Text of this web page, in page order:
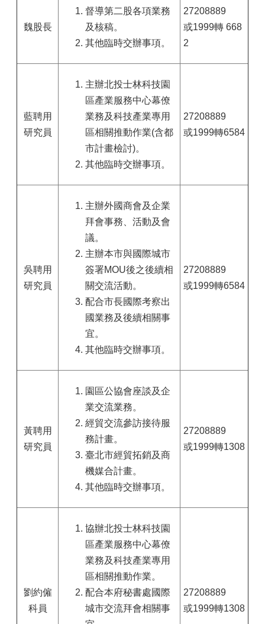
魏股長
督導第二股各項業務
及核稿。
其他臨時交辦事項。
27208889
或1999轉 668
2
藍聘用
研究員
主辦北投士林科技園
區產業服務中心幕僚
業務及科技產業專用
區相關推動作業(含都
市計畫檢討)。
其他臨時交辦事項。
27208889
或1999轉6584
吳聘用
研究員
主辦外國商會及企業
拜會事務、活動及會
議。
主辦本市與國際城市
簽署MOU後之後續相
關交流活動。
配合市長國際考察出
國業務及後續相關事
宜。
其他臨時交辦事項。
27208889
或1999轉6584
黃聘用
研究員
園區公協會座談及企
業交流業務。
經貿交流參訪接待服
務計畫。
臺北市經貿拓銷及商
機媒合計畫。
其他臨時交辦事項。
27208889
或1999轉1308
劉約僱
科員
協辦北投士林科技園
區產業服務中心幕僚
業務及科技產業專用
區相關推動作業。
配合本府秘書處國際
城市交流拜會相關事
27208889
或1999轉1308